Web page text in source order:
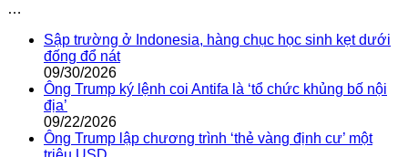
…
Sập trường ở Indonesia, hàng chục học sinh kẹt dưới
đống đổ nát
09/30/2026
Ông Trump ký lệnh coi Antifa là ‘tổ chức khủng bố nội
địa’
09/22/2026
Ông Trump lập chương trình ‘thẻ vàng định cư’ một